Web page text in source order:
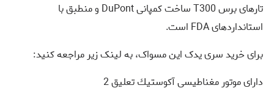
تارهای برس T300 ساخت کمپانی DuPont و منطبق با
استانداردهای FDA است.
برای خرید سری یدک این مسواک، به لینک زیر مراجعه کنید:
دارای موتور مغناطیسی آكوستيك تعليق 2